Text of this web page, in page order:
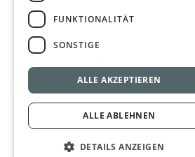
FUNKTIONALITÄT
SONSTIGE
ALLE AKZEPTIEREN
ALLE ABLEHNEN
DETAILS ANZEIGEN